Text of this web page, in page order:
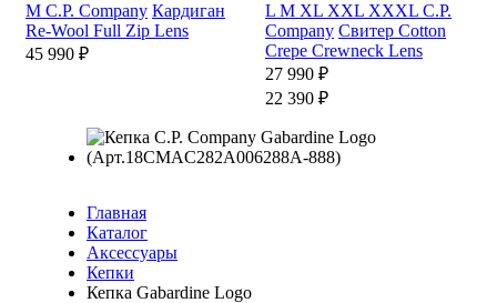
M C.P. Company Кардиган
Re-Wool Full Zip Lens
45 990 ₽
L M XL XXL XXXL C.P.
Company Свитер Cotton
Crepe Crewneck Lens
27 990 ₽
22 390 ₽
Главная
Каталог
Аксессуары
Кепки
Кепка Gabardine Logo